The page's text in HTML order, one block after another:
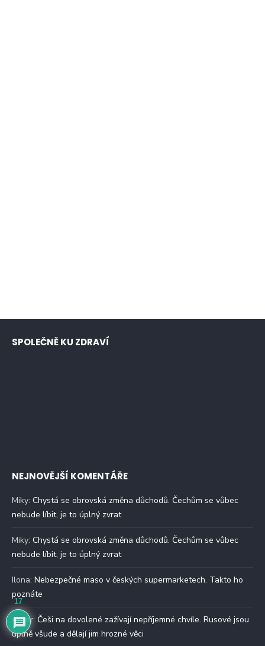
SPOLEČNĚ KU ZDRAVÍ
NEJNOVĚJŠÍ KOMENTÁŘE
Miky: Chystá se obrovská změna důchodů. Čechům se vůbec
nebude líbit, je to úplný zvrat
Miky: Chystá se obrovská změna důchodů. Čechům se vůbec
nebude líbit, je to úplný zvrat
Ilona: Nebezpečné maso v českých supermarketech. Takto ho
poznáte
Arbitr: Češi na dovolené zažívají nepříjemné chvíle. Rusové jsou
úplně všude a dělají jim hrozné věci
17